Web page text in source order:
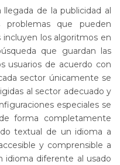
de la publicidad al
que pueden
incluyen los algoritmos en
que guardan las
usuarios de acuerdo con
sector únicamente se
al sector adecuado y
especiales se
forma completamente
textual de un idioma a
y comprensible a
idioma diferente al usado